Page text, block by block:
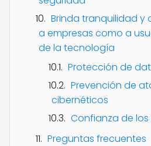
Brinda tranquilidad
a empresas como a
de la tecnología
Protección de
Prevención de
cibernéticos
Confianza de los
Preguntas frecuentes